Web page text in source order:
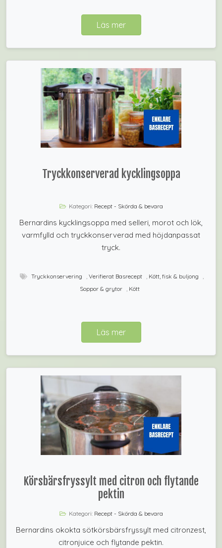
Läs mer
Tryckkonserverad kycklingsoppa
Kategori: Recept - Skörda & bevara
Bernardins kycklingsoppa med selleri, morot och lök,
varmfylld och tryckkonserverad med höjdanpassat
tryck.
Läs mer
Tryckkonservering , Verifierat Basrecept , Kött, fisk & buljong ,
Soppor & grytor , Kött
Körsbärsfryssylt med citron och flytande
pektin
Kategori: Recept - Skörda & bevara
Bernardins okokta sötkörsbärsfryssylt med citronzest,
citronjuice och flytande pektin.